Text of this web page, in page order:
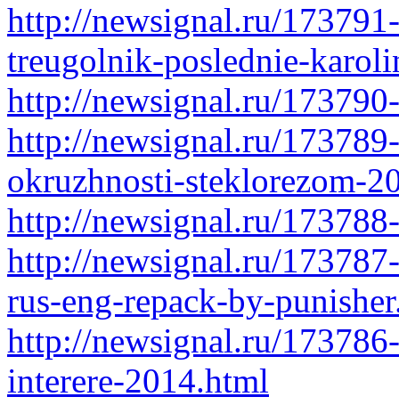
http://newsignal.ru/
treugolnik-poslednie-
http://newsignal.ru/
http://newsignal.ru/
okruzhnosti-steklorezom-
http://newsignal.ru/
http://newsignal.ru/
rus-eng-repack-by-
http://newsignal.ru/
interere-2014.html